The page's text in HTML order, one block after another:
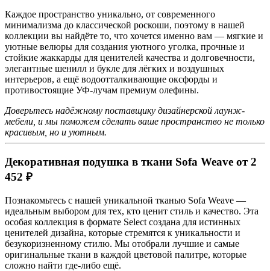
Каждое пространство уникально, от современного
минимализма до классической роскоши, поэтому в нашей
коллекции вы найдёте то, что хочется именно вам — мягкие и
уютные велюры для создания уютного уголка, прочные и
стойкие жаккарды для ценителей качества и долговечности,
элегантные шенилл и букле для лёгких и воздушных
интерьеров, а ещё водоотталкивающие оксфорды и
противостоящие УФ-лучам премиум олефины.
Доверьтесь надёжному поставщику дизайнерской лаунж-
мебели, и мы поможем сделать ваше пространство не только
красивым, но и уютным.
Декоративная подушка в ткани Sofa Weave от 2
452 ₽
Познакомьтесь с нашей уникальной тканью Sofa Weave —
идеальным выбором для тех, кто ценит стиль и качество. Эта
особая коллекция в формате Select создана для истинных
ценителей дизайна, которые стремятся к уникальности и
безукоризненному стилю. Мы отобрали лучшие и самые
оригинальные ткани в каждой цветовой палитре, которые
сложно найти где-либо ещё.